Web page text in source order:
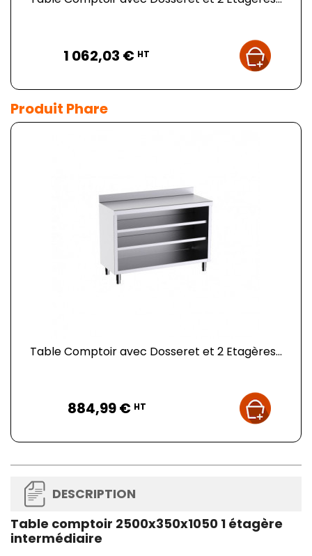
1 062,03 € HT
Produit Phare
Table Comptoir avec Dosseret et 2 Etagères...
884,99 € HT
DESCRIPTION
Table comptoir 2500x350x1050 1 étagère
intermédiaire